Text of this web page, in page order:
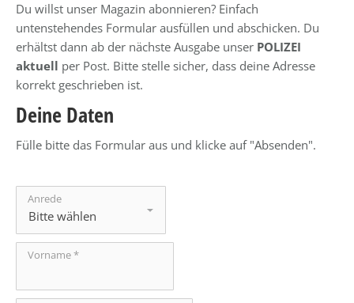
Du willst unser Magazin abonnieren? Einfach
untenstehendes Formular ausfüllen und abschicken. Du
erhältst dann ab der nächste Ausgabe unser POLIZEI
aktuell per Post. Bitte stelle sicher, dass deine Adresse
korrekt geschrieben ist.
Deine Daten
Fülle bitte das Formular aus und klicke auf "Absenden".
Anrede
Vorname *